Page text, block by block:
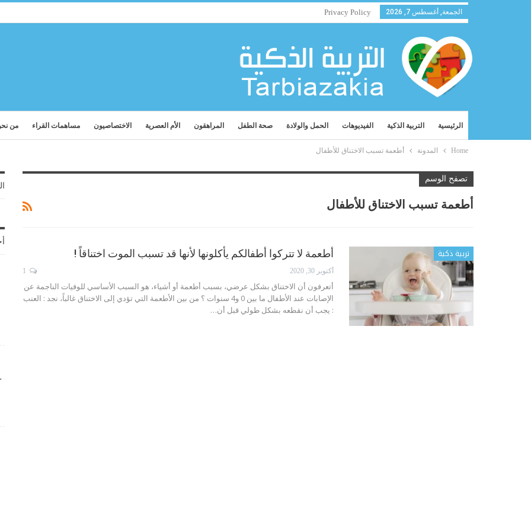
الجمعة, أغسطس 7, 2026 Privacy Policy
الرئيسية التربية الذكية الفيديوهات الحمل والولادة صحة الطفل المراهقون الأم العصرية الاختصاصيون مساهمات القراء من
Home المدونة أطعمة تسبب الاختناق للأطفال
تصفح الوسم
أطعمة تسبب الاختناق للأطفال
تربية ذكية أطعمة لا تتركوا أطفالكم يأكلونها لأنها قد تسبب الموت اختناقاً !
أكتوبر 30, 2020
أتعرفون أن الاختناق بشكل عرضي، بسبب أطعمة أو أشياء، هو السبب الأساسي للوفيات الناجمة عن
الإصابات عند الأطفال ما بين 0 و4 سنوات ؟
من بين الأطعمة التي تؤدي إلى الاختناق غالباً، نجد : العنب
: يجب أن نقطعه بشكل طولي قبل أن…